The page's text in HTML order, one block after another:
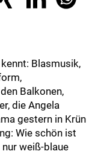
Blasmusik,
Balkonen,
die Angela
gestern in Krün
Wie schön ist
weiß-blaue